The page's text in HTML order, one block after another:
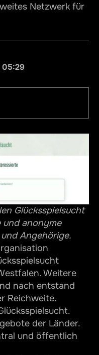
Netzwerk für
05:29
Glücksspielsucht
anonyme
Angehörige.
Weitere
nach entstand
Reichweite.
der Länder.
und öffentlich